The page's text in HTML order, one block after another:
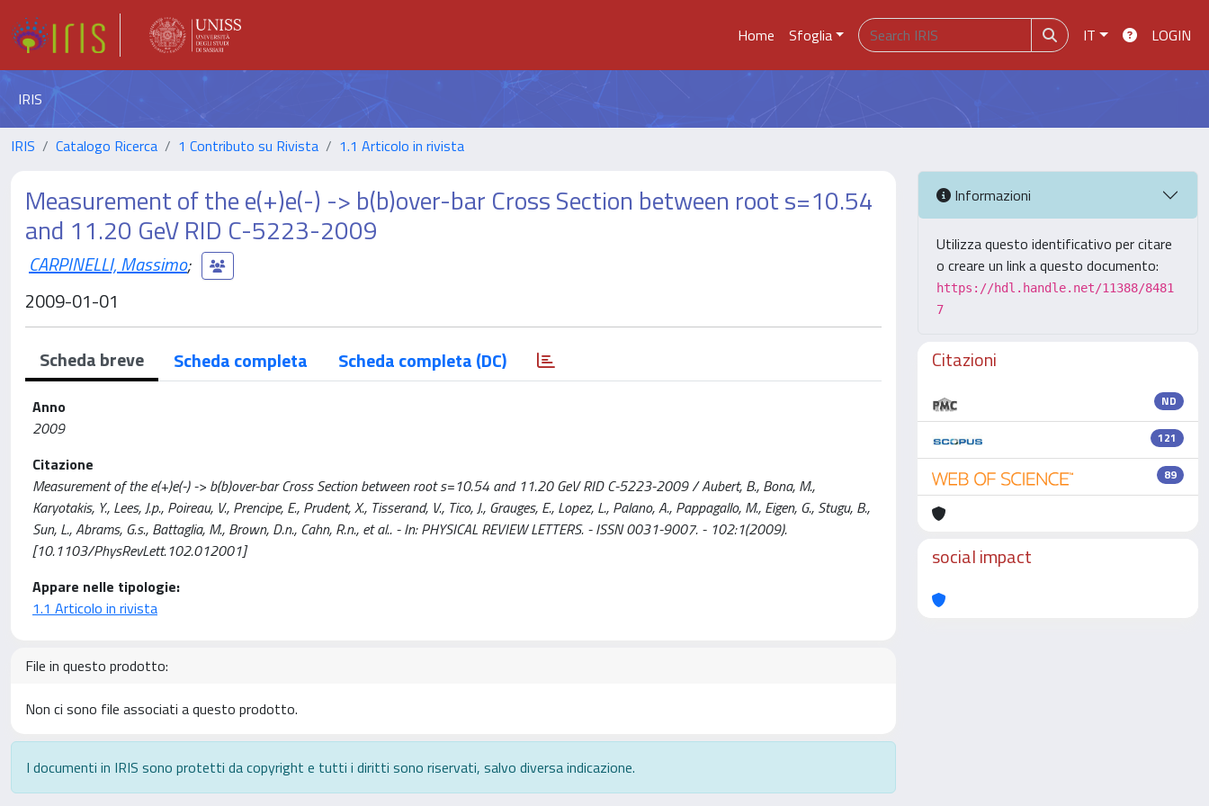
Home Sfoglia IT LOGIN
IRIS
IRIS Catalogo Ricerca 1 Contributo su Rivista 1.1 Articolo in rivista
Measurement of the e(+)e(-) -> b(b)over-bar Cross Section between root s=10.54
and 11.20 GeV RID C-5223-2009
CARPINELLI, Massimo;
2009-01-01
Scheda breve Scheda completa Scheda completa (DC)
Anno
2009
Citazione
Measurement of the e(+)e(-) -> b(b)over-bar Cross Section between root s=10.54 and 11.20 GeV RID C-5223-2009 / Aubert, B., Bona, M.,
Karyotakis, Y., Lees, J.p., Poireau, V., Prencipe, E., Prudent, X., Tisserand, V., Tico, J., Grauges, E., Lopez, L., Palano, A., Pappagallo, M., Eigen, G., Stugu, B.,
Sun, L., Abrams, G.s., Battaglia, M., Brown, D.n., Cahn, R.n., et al.. - In: PHYSICAL REVIEW LETTERS. - ISSN 0031-9007. - 102:1(2009).
[10.1103/PhysRevLett.102.012001]
Appare nelle tipologie:
1.1 Articolo in rivista
File in questo prodotto:
Non ci sono file associati a questo prodotto.
I documenti in IRIS sono protetti da copyright e tutti i diritti sono riservati, salvo diversa indicazione.
Informazioni
Utilizza questo identificativo per citare
o creare un link a questo documento:
https://hdl.handle.net/11388/8481
7
Citazioni
ND
121
89
social impact